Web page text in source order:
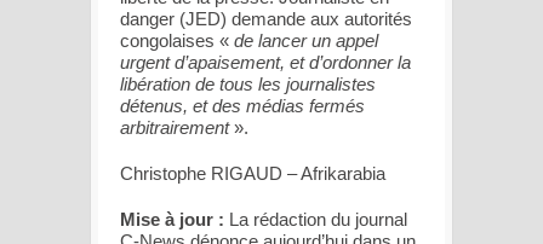
danger (JED) demande aux autorités
congolaises « de lancer un appel
urgent d’apaisement, et d’ordonner la
libération de tous les journalistes
détenus, et des médias fermés
arbitrairement».
Christophe RIGAUD – Afrikarabia
Mise à jour : La rédaction du journal